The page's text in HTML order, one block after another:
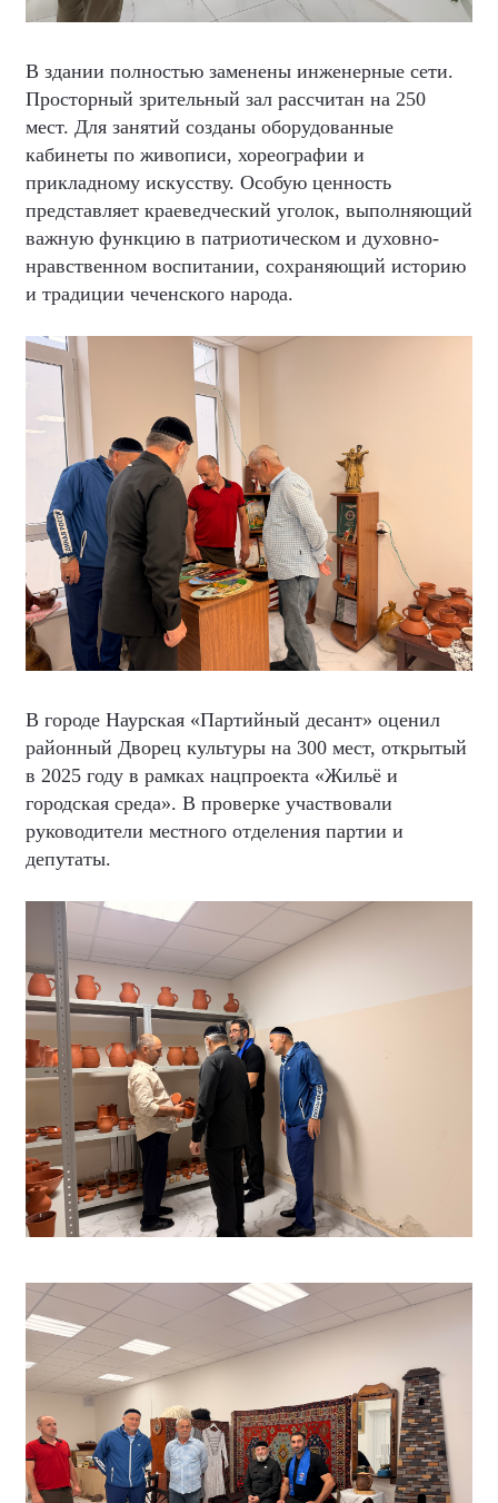
В здании полностью заменены инженерные сети.
Просторный зрительный зал рассчитан на 250
мест. Для занятий созданы оборудованные
кабинеты по живописи, хореографии и
прикладному искусству. Особую ценность
представляет краеведческий уголок, выполняющий
важную функцию в патриотическом и духовно-
нравственном воспитании, сохраняющий историю
и традиции чеченского народа.
В городе Наурская «Партийный десант» оценил
районный Дворец культуры на 300 мест, открытый
в 2025 году в рамках нацпроекта «Жильё и
городская среда». В проверке участвовали
руководители местного отделения партии и
депутаты.